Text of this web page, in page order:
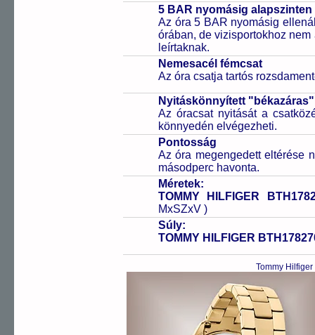
5 BAR nyomásig alapszinten
Az óra 5 BAR nyomásig
órában, de vizisportokhoz
leírtaknak.
Nemesacél fémcsat
Az óra csatja tartós
Nyitáskönnyített
Az óracsat nyitását a
könnyedén elvégezheti.
Pontosság
Az óra megengedett eltérése
másodperc havonta.
Méretek:
TOMMY HILFIGER
MxSZxV )
Súly:
TOMMY HILFIGER
Tommy